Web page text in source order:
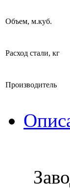
Объем, м.куб.
Расход стали, кг
Производитель